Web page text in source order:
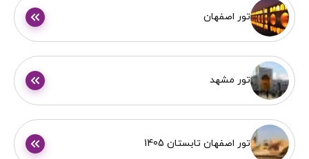
تور اصفهان
تور مشهد
تور اصفهان تابستان 1405